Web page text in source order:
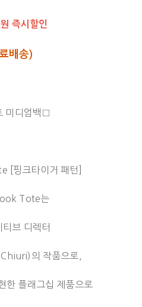
즉시할인
배송)
미디엄백□
[핑크타이거 패턴]
Tote는
티브 디렉터
의 작품으로,
한 플래그십 제품으로